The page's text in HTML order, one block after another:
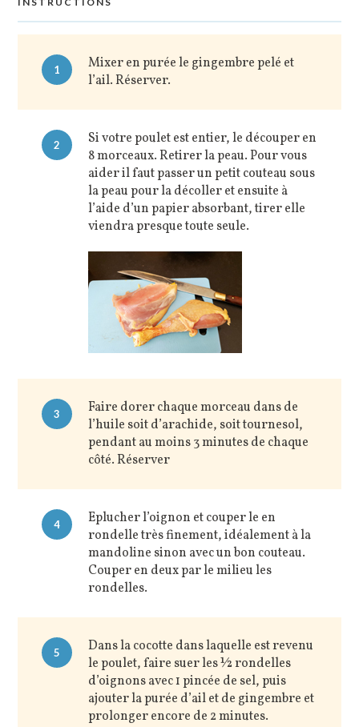
1
Mixer en purée le gingembre pelé et
l’ail. Réserver.
2
Si votre poulet est entier, le découper en
8 morceaux. Retirer la peau. Pour vous
aider il faut passer un petit couteau sous
la peau pour la décoller et ensuite à
l’aide d’un papier absorbant, tirer elle
viendra presque toute seule.
3
Faire dorer chaque morceau dans de
l’huile soit d’arachide, soit tournesol,
pendant au moins 3 minutes de chaque
côté. Réserver
4
Eplucher l’oignon et couper le en
rondelle très finement, idéalement à la
mandoline sinon avec un bon couteau.
Couper en deux par le milieu les
rondelles.
5
Dans la cocotte dans laquelle est revenu
le poulet, faire suer les ½ rondelles
d’oignons avec 1 pincée de sel, puis
ajouter la purée d’ail et de gingembre et
prolonger encore de 2 minutes.